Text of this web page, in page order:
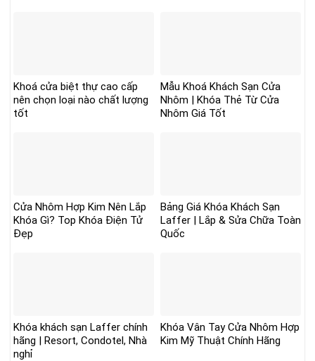
Khoá cửa biệt thự cao cấp
nên chọn loại nào chất lượng
tốt
Mẫu Khoá Khách Sạn Cửa
Nhôm | Khóa Thẻ Từ Cửa
Nhôm Giá Tốt
Cửa Nhôm Hợp Kim Nên Lắp
Khóa Gì? Top Khóa Điện Tử
Đẹp
Bảng Giá Khóa Khách Sạn
Laffer | Lắp & Sửa Chữa Toàn
Quốc
Khóa khách sạn Laffer chính
hãng | Resort, Condotel, Nhà
nghỉ
Khóa Vân Tay Cửa Nhôm Hợp
Kim Mỹ Thuật Chính Hãng